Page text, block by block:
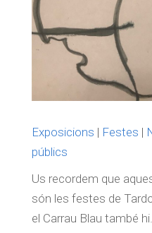
Exposicions | Festes |
públics
Us recordem que
són les festes de
el Carrau Blau també hi...